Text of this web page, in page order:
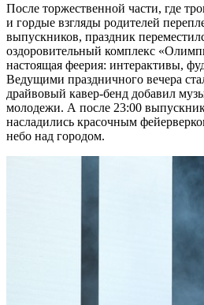
После торжественной части, где
и гордые взгляды родителей
выпускников, праздник
оздоровительный комплекс
настоящая феерия: интерактивы,
Ведущими праздничного вечера
драйвовый кавер-бенд добавил
молодежи. А после 23:00
насладились красочным
небо над городом.